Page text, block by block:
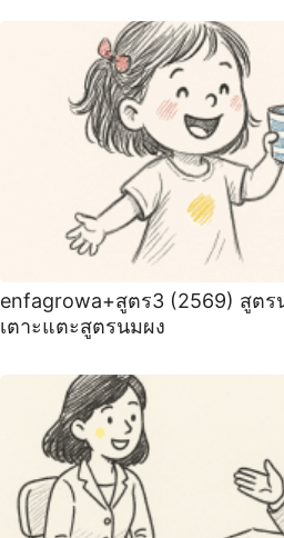
enfagrowa+สูตร3 (2569) สูต
เตาะแตะสูตรนมผง